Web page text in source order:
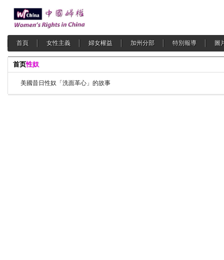
首頁 女性主義 婦女權益 加州分部 特別報導 圖
首页性奴
美國昔日性奴「洗面革心」的故事